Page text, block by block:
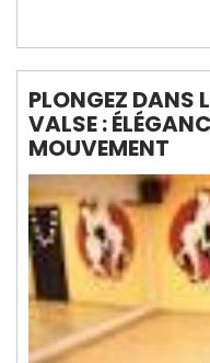
PLONGEZ DANS
VALSE :
MOUVEMENT